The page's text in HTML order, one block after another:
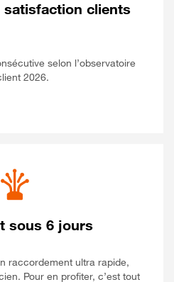
satisfaction clients
selon l’observatoire
2026.
sous 6 jours
raccordement ultra rapide,
Pour en profiter, c’est tout